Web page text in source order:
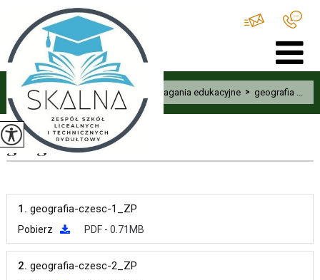
Home > Uczeń Wymagania edukacyjne > geografia ...
geografia
1. geografia-czesc-1_ZP
Pobierz PDF - 0.71MB
2. geografia-czesc-2_ZP